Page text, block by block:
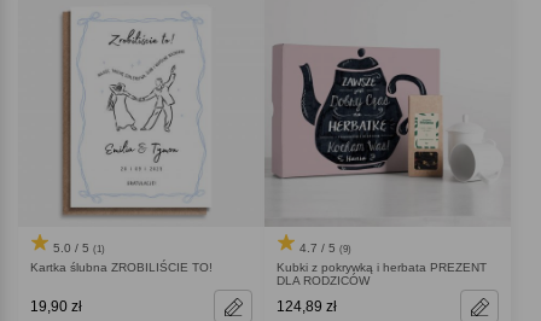
5.0 / 5 (1)
Kartka ślubna ZROBILIŚCIE TO!
19,90 zł
4.7 / 5 (9)
Kubki z pokrywką i herbata PREZENT
DLA RODZICÓW
124,89 zł